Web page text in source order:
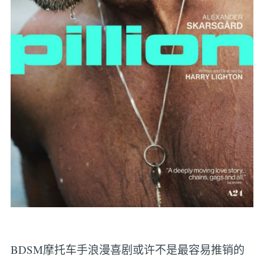
BDSM摩托车手浪漫喜剧或许不是最容易推销的